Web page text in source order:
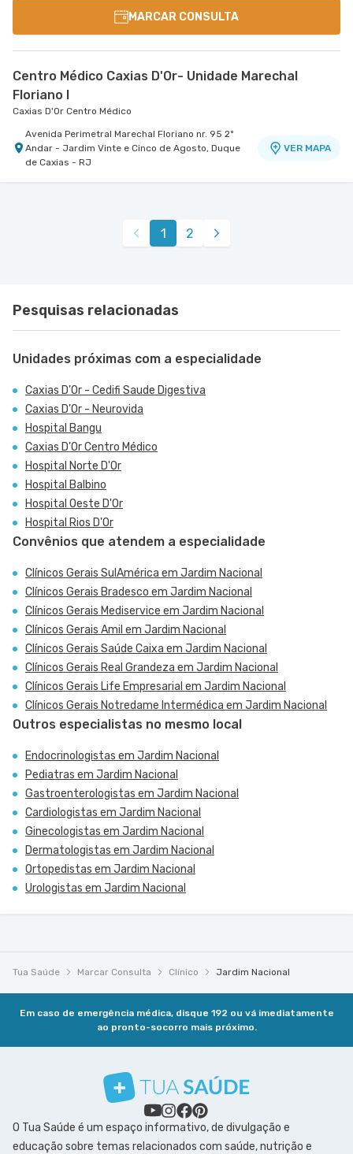
MARCAR CONSULTA
Centro Médico Caxias D'Or- Unidade Marechal
Floriano I
Caxias D'Or Centro Médico
Avenida Perimetral Marechal Floriano nr. 95 2º
Andar - Jardim Vinte e Cinco de Agosto, Duque
de Caxias - RJ
VER MAPA
1 2
Pesquisas relacionadas
Unidades próximas com a especialidade
Caxias D'Or - Cedifi Saude Digestiva
Caxias D'Or - Neurovida
Hospital Bangu
Caxias D'Or Centro Médico
Hospital Norte D'Or
Hospital Balbino
Hospital Oeste D'Or
Hospital Rios D'Or
Convênios que atendem a especialidade
Clínicos Gerais SulAmérica em Jardim Nacional
Clínicos Gerais Bradesco em Jardim Nacional
Clínicos Gerais Mediservice em Jardim Nacional
Clínicos Gerais Amil em Jardim Nacional
Clínicos Gerais Saúde Caixa em Jardim Nacional
Clínicos Gerais Real Grandeza em Jardim Nacional
Clínicos Gerais Life Empresarial em Jardim Nacional
Clínicos Gerais Notredame Intermédica em Jardim Nacional
Outros especialistas no mesmo local
Endocrinologistas em Jardim Nacional
Pediatras em Jardim Nacional
Gastroenterologistas em Jardim Nacional
Cardiologistas em Jardim Nacional
Ginecologistas em Jardim Nacional
Dermatologistas em Jardim Nacional
Ortopedistas em Jardim Nacional
Urologistas em Jardim Nacional
Tua Saúde Marcar Consulta Clínico Jardim Nacional
Em caso de emergência médica, disque 192 ou vá imediatamente
ao pronto-socorro mais próximo.
O Tua Saúde é um espaço informativo, de divulgação e
educação sobre temas relacionados com saúde, nutrição e